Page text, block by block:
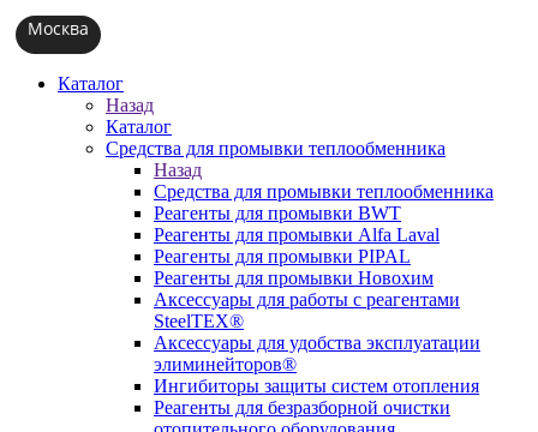
Москва
Каталог
Назад
Каталог
Средства для промывки теплообменника
Назад
Средства для промывки теплообменника
Реагенты для промывки BWT
Реагенты для промывки Alfa Laval
Реагенты для промывки PIPAL
Реагенты для промывки Новохим
Аксессуары для работы с реагентами
SteelTEX®
Аксессуары для удобства эксплуатации
элиминейторов®
Ингибиторы защиты систем отопления
Реагенты для безразборной очистки